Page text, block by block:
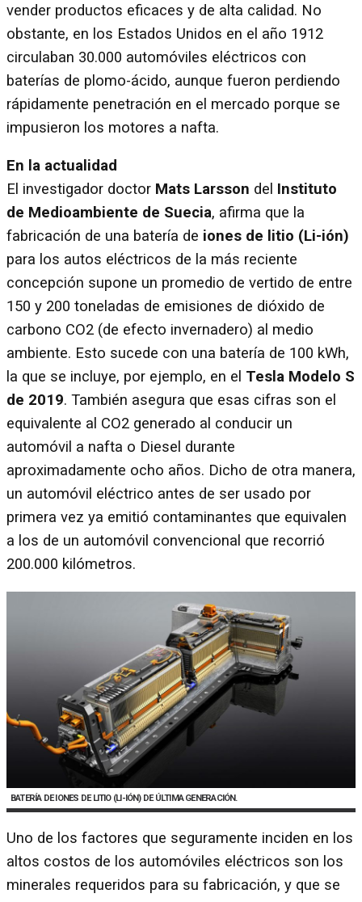
vender productos eficaces y de alta calidad. No
obstante, en los Estados Unidos en el año 1912
circulaban 30.000 automóviles eléctricos con
baterías de plomo-ácido, aunque fueron perdiendo
rápidamente penetración en el mercado porque se
impusieron los motores a nafta.
En la actualidad
El investigador doctor Mats Larsson del Instituto
de Medioambiente de Suecia, afirma que la
fabricación de una batería de iones de litio (Li-ión)
para los autos eléctricos de la más reciente
concepción supone un promedio de vertido de entre
150 y 200 toneladas de emisiones de dióxido de
carbono CO2 (de efecto invernadero) al medio
ambiente. Esto sucede con una batería de 100 kWh,
la que se incluye, por ejemplo, en el Tesla Modelo S
de 2019. También asegura que esas cifras son el
equivalente al CO2 generado al conducir un
automóvil a nafta o Diesel durante
aproximadamente ocho años. Dicho de otra manera,
un automóvil eléctrico antes de ser usado por
primera vez ya emitió contaminantes que equivalen
a los de un automóvil convencional que recorrió
200.000 kilómetros.
BATERÍA DE IONES DE LITIO (LI-IÓN) DE ÚLTIMA GENERACIÓN.
Uno de los factores que seguramente inciden en los
altos costos de los automóviles eléctricos son los
minerales requeridos para su fabricación, y que se